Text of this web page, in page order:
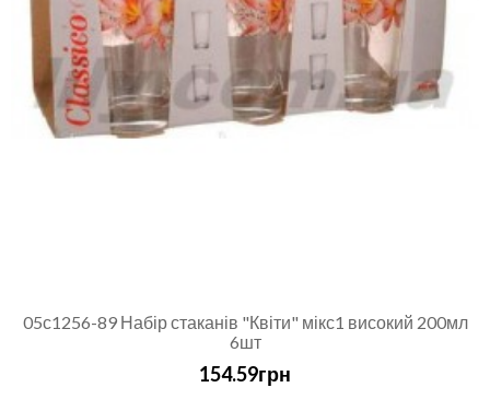
05с1256-89 Набір стаканів "Квіти" мікс1 високий 200мл
6шт
154.59грн